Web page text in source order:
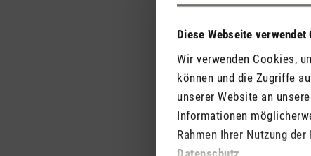
Diese Webseite verwendet
Wir verwenden Cookies,
können und die Zugriffe
unserer Website an
Informationen
Rahmen Ihrer Nutzung